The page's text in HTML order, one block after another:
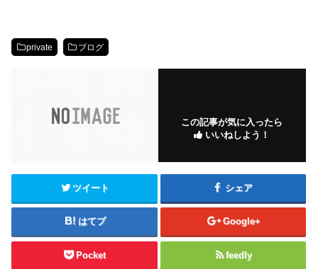
private ブログ
この記事が気に入ったら
いいねしよう！
ツイート シェア
はてブ Google+
Pocket feedly